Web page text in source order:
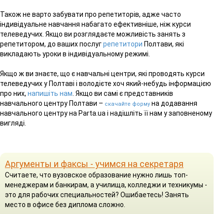
Також не варто забувати про репетиторів, адже часто
індивідуальне навчання набагато ефективніше, ніж курси
телеведучих. Якщо ви розглядаєте можливість занять з
репетитором, до ваших послугрепетитори Полтави, які
викладають уроки в індивідуальному режимі.
Якщо ж ви знаєте, що є навчальні центри, які проводять курси
телеведучих у Полтаві і володієте хоч який-небудь інформацією
про них, напишіть нам . Якщо ви самі є представників
навчального центру Полтави – скачайте форму на додавання
навчального центру на Parta.ua і надішліть її нам у заповненому
вигляді.
Аргументы и факсы - учимся на секретаря
Считаете, что вузовское образование нужно лишь топ-
менеджерам и банкирам, а училища, колледжи и техникумы -
это для рабочих специальностей? Ошибаетесь! Занять
место в офисе без диплома сложно.